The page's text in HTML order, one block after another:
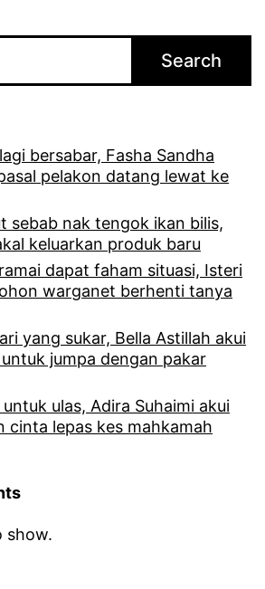
Search
bersabar, Fasha Sandha
pelakon datang lewat ke
sebab nak tengok ikan bilis,
keluarkan produk baru
dapat faham situasi, Isteri
warganet berhenti tanya
yang sukar, Bella Astillah akui
jumpa dengan pakar
ulas, Adira Suhaimi akui
cinta lepas kes mahkamah
show.